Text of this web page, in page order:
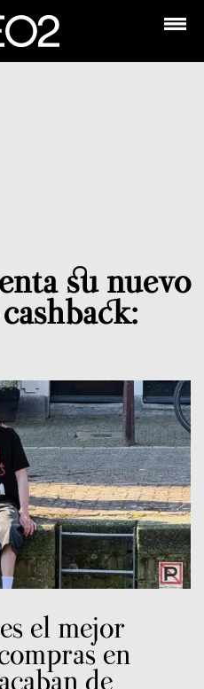
su nuevo
el mejor
en
de